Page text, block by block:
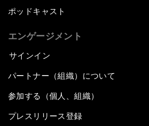
ポッドキャスト
エンゲージメント
サインイン
パートナー（組織）について
参加する（個人、組織）
プレスリリース登録